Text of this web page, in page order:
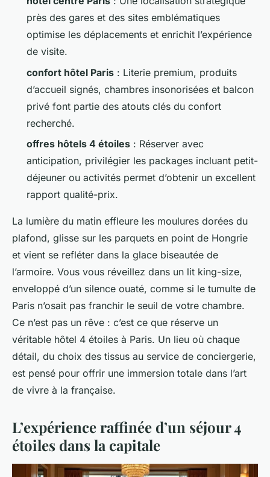
près des gares et des sites emblématiques
optimise les déplacements et enrichit l’expérience
de visite.
confort hôtel Paris : Literie premium, produits
d’accueil signés, chambres insonorisées et balcon
privé font partie des atouts clés du confort
recherché.
offres hôtels 4 étoiles : Réserver avec
anticipation, privilégier les packages incluant petit-
déjeuner ou activités permet d’obtenir un excellent
rapport qualité-prix.
La lumière du matin effleure les moulures dorées du
plafond, glisse sur les parquets en point de Hongrie
et vient se refléter dans la glace biseautée de
l’armoire. Vous vous réveillez dans un lit king-size,
enveloppé d’un silence ouaté, comme si le tumulte de
Paris n’osait pas franchir le seuil de votre chambre.
Ce n’est pas un rêve : c’est ce que réserve un
véritable hôtel 4 étoiles à Paris. Un lieu où chaque
détail, du choix des tissus au service de conciergerie,
est pensé pour offrir une immersion totale dans l’art
de vivre à la française.
L’expérience raffinée d’un séjour 4
étoiles dans la capitale